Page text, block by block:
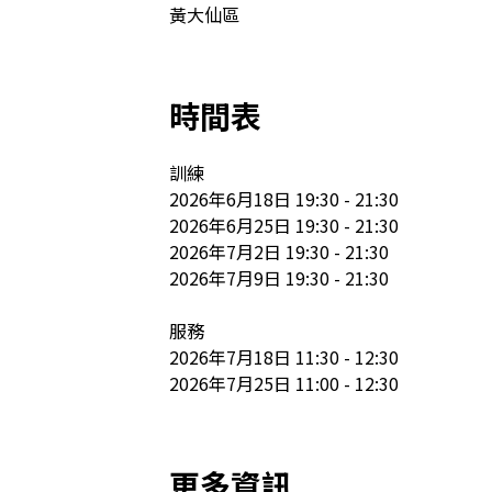
黃大仙區
時間表
訓練
2026年6月18日 19:30 - 21:30
2026年6月25日 19:30 - 21:30
2026年7月2日 19:30 - 21:30
2026年7月9日 19:30 - 21:30
服務
2026年7月18日 11:30 - 12:30
2026年7月25日 11:00 - 12:30